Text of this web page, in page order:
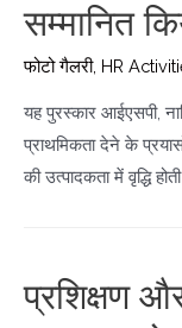
सम्मानित
फोटो गैलरी, HR
यह पुरस्कार आईएसपी,
प्राथमिकता देने के
की उत्पादकता में वृद्धि
प्रशिक्षण